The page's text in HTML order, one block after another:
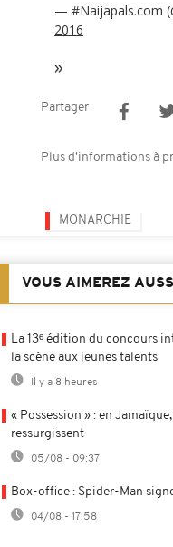
— #Naijapals.com
2016
Partager
Plus d'informations à
MONARCHIE
VOUS AIMEREZ AUSSI
La 13ᵉ édition du concours
la scène aux jeunes talents
Il y a 8 heures
« Possession » : en
ressurgissent
05/08 - 09:37
Box-office : Spider-Man
04/08 - 17:58